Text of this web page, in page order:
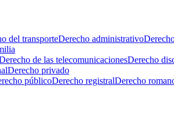
del transporteDerecho administrativo
de las telecomunicacionesDerecho
Derecho privado
públicoDerecho registralDerecho